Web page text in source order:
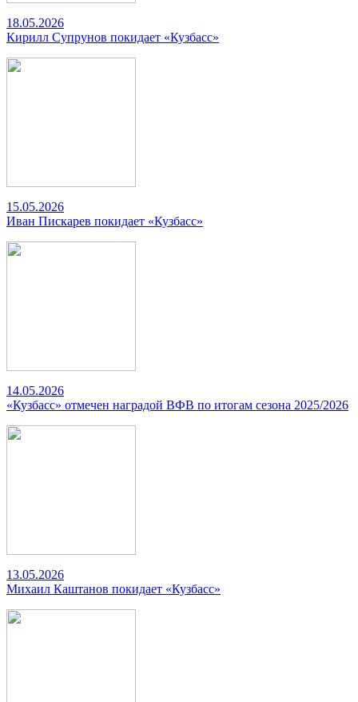
18.05.2026
Кирилл Супрунов покидает «Кузбасс»
15.05.2026
Иван Пискарев покидает «Кузбасс»
14.05.2026
«Кузбасс» отмечен наградой ВФВ по итогам сезона 2025/2026
13.05.2026
Михаил Каштанов покидает «Кузбасс»